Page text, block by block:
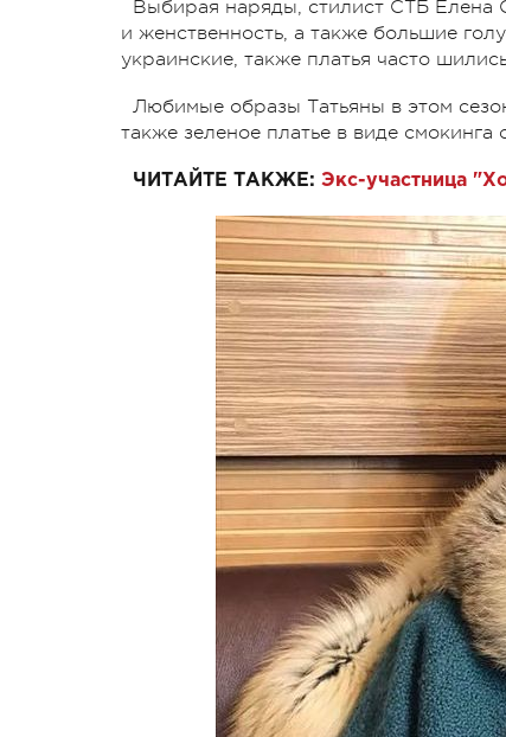
Выбирая наряды, стилист СТБ Елена
и женственность, а также большие
украинские, также платья часто
Любимые образы Татьяны в этом
также зеленое платье в виде
ЧИТАЙТЕ ТАКЖЕ: Экс-участница